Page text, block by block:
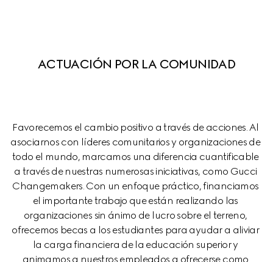
ACTUACIÓN POR LA COMUNIDAD
Favorecemos el cambio positivo a través de acciones. Al
asociarnos con líderes comunitarios y organizaciones de
todo el mundo, marcamos una diferencia cuantificable
a través de nuestras numerosas iniciativas, como Gucci
Changemakers. Con un enfoque práctico, financiamos
el importante trabajo que están realizando las
organizaciones sin ánimo de lucro sobre el terreno,
ofrecemos becas a los estudiantes para ayudar a aliviar
la carga financiera de la educación superior y
animamos a nuestros empleados a ofrecerse como